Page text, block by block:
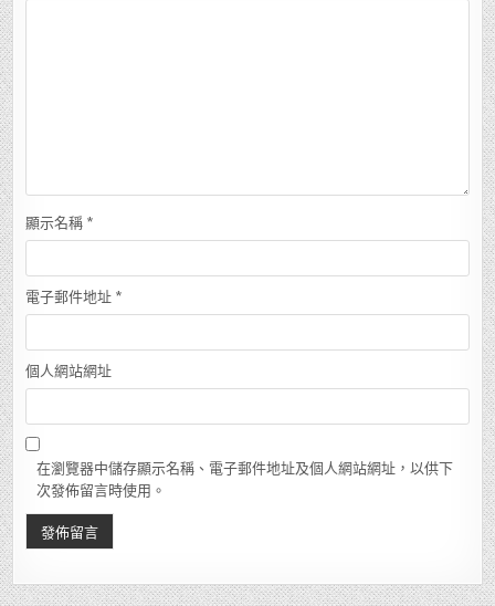
顯示名稱 *
電子郵件地址 *
個人網站網址
在瀏覽器中儲存顯示名稱、電子郵件地址及個人網站網址，以供下
次發佈留言時使用。